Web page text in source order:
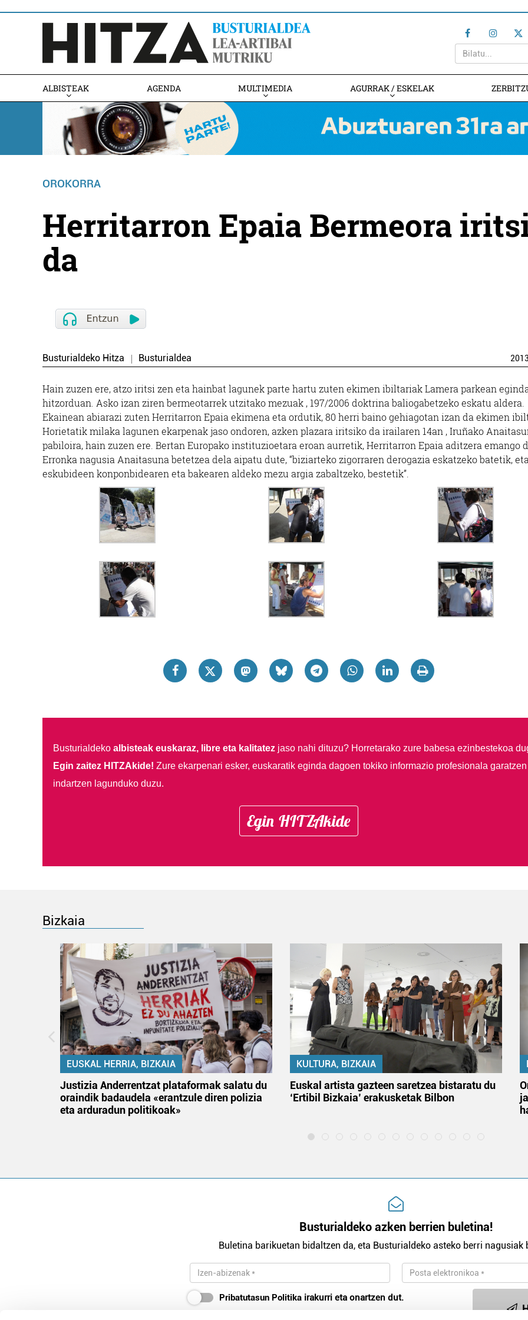
ALBISTEAK AGENDA MULTIMEDIA AGURRAK / ESKELAK
OROKORRA
Herritarron Epaia Bermeora
da
Busturialdeko Hitza Busturialdea 2013
Hain zuzen ere, atzo iritsi zen eta hainbat lagunek parte hartu zuten ekimen ibiltariak Lamera parkean
hitzorduan. Asko izan ziren bermeotarrek utzitako mezuak , 197/2006 doktrina baliogabetzeko eskatu aldera.
Ekainean abiarazi zuten Herritarron Epaia ekimena eta ordutik, 80 herri baino gehiagotan izan da ekimen
Horietatik milaka lagunen ekarpenak jaso ondoren, azken plazara iritsiko da irailaren 14an , Iruñako
pabiloira, hain zuzen ere. Bertan Europako instituzioetara eroan aurretik, Herritarron Epaia aditzera emango
Erronka nagusia Anaitasuna betetzea dela aipatu dute, “biziarteko zigorraren derogazia eskatzeko batetik,
eskubideen konponbidearen eta bakearen aldeko mezu argia zabaltzeko, bestetik”.
Busturialdeko albisteak euskaraz, libre eta kalitatezjaso nahi dituzu? Horretarako zure babesa ezinbestekoa
Egin zaitez HITZAkide! Zure ekarpenari esker, euskaratik eginda dagoen tokiko informazio profesionala garatzen
indartzen lagunduko duzu.
Egin HITZAkide
Bizkaia
EUSKAL HERRIA, BIZKAIA
Justizia Anderrentzat plataformak salatu du
oraindik badaudela «erantzule diren polizia
eta arduradun politikoak»
KULTURA, BIZKAIA
Euskal artista gazteen saretzea bistaratu du
‘Ertibil Bizkaia’ erakusketak Bilbon
Busturialdeko azken berrien buletina!
Buletina barikuetan bidaltzen da, eta Busturialdeko asteko berri nagusiak
Pribatutasun Politika irakurri eta onartzen dut.